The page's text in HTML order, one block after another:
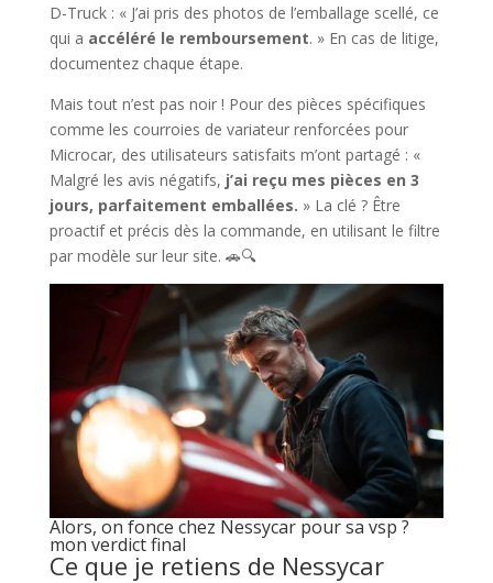
D-Truck : « J’ai pris des photos de l’emballage scellé, ce
qui a accéléré le remboursement. » En cas de litige,
documentez chaque étape.
Mais tout n’est pas noir ! Pour des pièces spécifiques
comme les courroies de variateur renforcées pour
Microcar, des utilisateurs satisfaits m’ont partagé : «
Malgré les avis négatifs, j’ai reçu mes pièces en 3
jours, parfaitement emballées. » La clé ? Être
proactif et précis dès la commande, en utilisant le filtre
par modèle sur leur site. 🚗🔍
Alors, on fonce chez Nessycar pour sa vsp ?
mon verdict final
Ce que je retiens de Nessycar